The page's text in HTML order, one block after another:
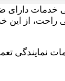
خدمات دارای
راحت، از این
نمایندگی